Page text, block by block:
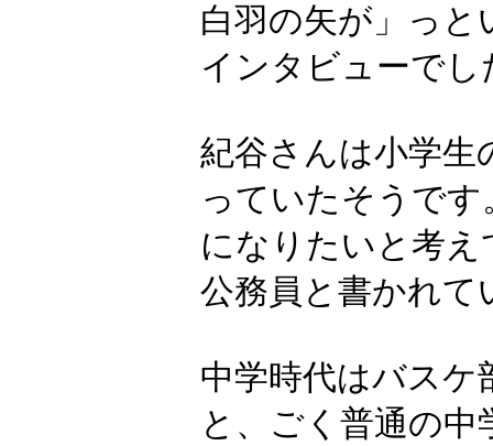
白羽の矢が」っ
インタビューでし
紀谷さんは小学生
っていたそうで
になりたいと考
公務員と書かれ
中学時代はバス
と、ごく普通の